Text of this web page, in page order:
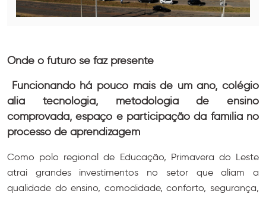
Onde o futuro se faz presente
Funcionando há pouco mais de um ano, colégio
alia tecnologia, metodologia de ensino
comprovada, espaço e participação da família no
processo de aprendizagem
Como polo regional de Educação, Primavera do Leste
atrai grandes investimentos no setor que aliam a
qualidade do ensino, comodidade, conforto, segurança,